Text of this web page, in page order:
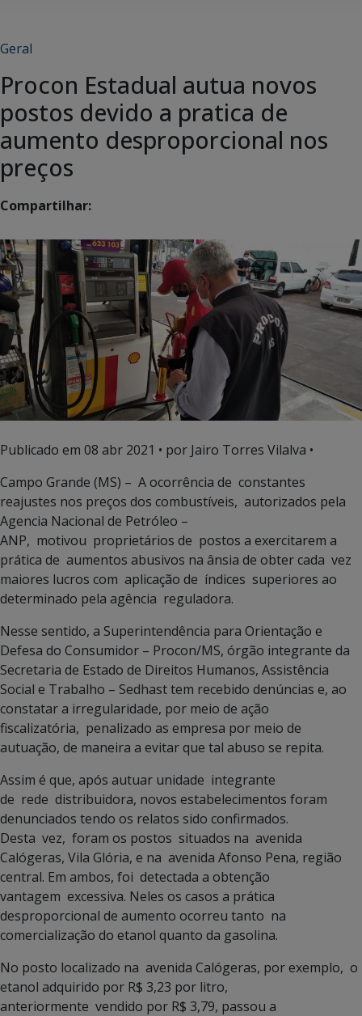
Geral
Procon Estadual autua novos
postos devido a pratica de
aumento desproporcional nos
preços
Compartilhar:
Publicado em 08 abr 2021 • por Jairo Torres Vilalva •
Campo Grande (MS) – A ocorrência de constantes
reajustes nos preços dos combustíveis, autorizados pela
Agencia Nacional de Petróleo –
ANP, motivou proprietários de postos a exercitarem a
prática de aumentos abusivos na ânsia de obter cada vez
maiores lucros com aplicação de índices superiores ao
determinado pela agência reguladora.
Nesse sentido, a Superintendência para Orientação e
Defesa do Consumidor – Procon/MS, órgão integrante da
Secretaria de Estado de Direitos Humanos, Assistência
Social e Trabalho – Sedhast tem recebido denúncias e, ao
constatar a irregularidade, por meio de ação
fiscalizatória, penalizado as empresa por meio de
autuação, de maneira a evitar que tal abuso se repita.
Assim é que, após autuar unidade integrante
de rede distribuidora, novos estabelecimentos foram
denunciados tendo os relatos sido confirmados.
Desta vez, foram os postos situados na avenida
Calógeras, Vila Glória, e na avenida Afonso Pena, região
central. Em ambos, foi detectada a obtenção
vantagem excessiva. Neles os casos a prática
desproporcional de aumento ocorreu tanto na
comercialização do etanol quanto da gasolina.
No posto localizado na avenida Calógeras, por exemplo, o
etanol adquirido por R$ 3,23 por litro,
anteriormente vendido por R$ 3,79, passou a